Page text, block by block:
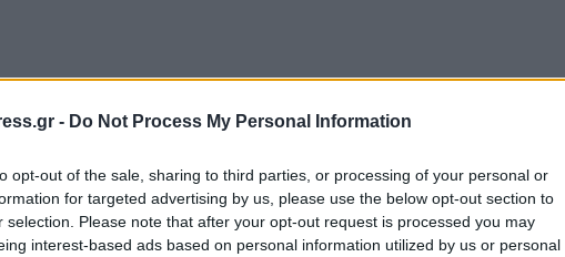
- Do Not Process My Personal Information
opt-out of the sale, sharing to third parties, or processing of your personal or
for targeted advertising by us, please use the below opt-out section to
selection. Please note that after your opt-out request is processed you may
interest-based ads based on personal information utilized by us or personal